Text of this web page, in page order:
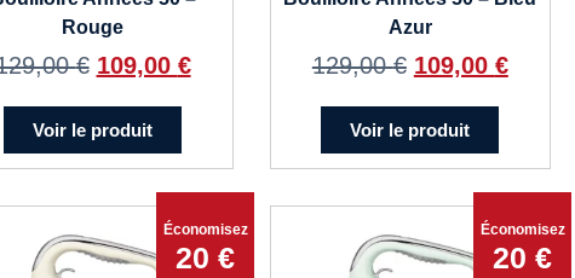
Rouge
€ 109,00 €
Voir le produit
Azur
129,00€ 109,00 €
Voir le produit
Économisez
20 €
Économisez
20 €